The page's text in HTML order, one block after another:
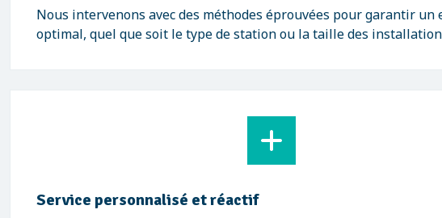
Nous intervenons avec des méthodes éprouvées pour garantir un
optimal, quel que soit le type de station ou la taille des
Service personnalisé et réactif